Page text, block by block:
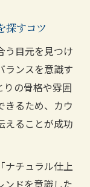
探すコツ
う目元を見つけ
ランスを意識す
りの骨格や雰囲
きるため、カウ
えることが成功
ナチュラル仕上
ンドを意識した